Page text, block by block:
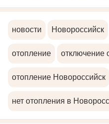
новости Новороссийск
отопление отключение
отопление Новороссийск
нет отопления в